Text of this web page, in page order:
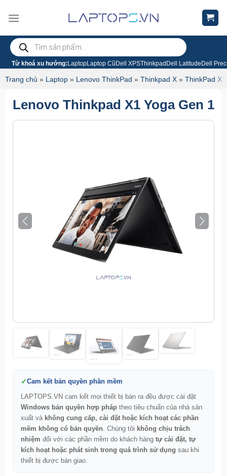
đến
dungTìm
kiếm
sản
phẩm
Từ khoá xu hướng: LaptopLaptop Cũ Dell XPSThinkpad Dell Latitude Dell
Trang chủ » Laptop » Lenovo ThinkPad » Thinkpad X » ThinkPad
Lenovo Thinkpad X1 Yoga Gen 1
Cam kết bản quyền phần mềm
LAPTOPS.VN cam kết mọi thiết bị bán ra đều được cài đặt
Windows bản quyền hợp pháptheo tiêu chuẩn của nhà sản
xuất và không cung cấp, cài đặt hoặc kích hoạt các phần
mềm không có bản quyền . Chúng tôi không chịu trách
nhiệm đối với các phần mềm do khách hàng tự cài đặt, tự
kích hoạt hoặc phát sinh trong quá trình sử dụng sau khi
thiết bị được bàn giao.